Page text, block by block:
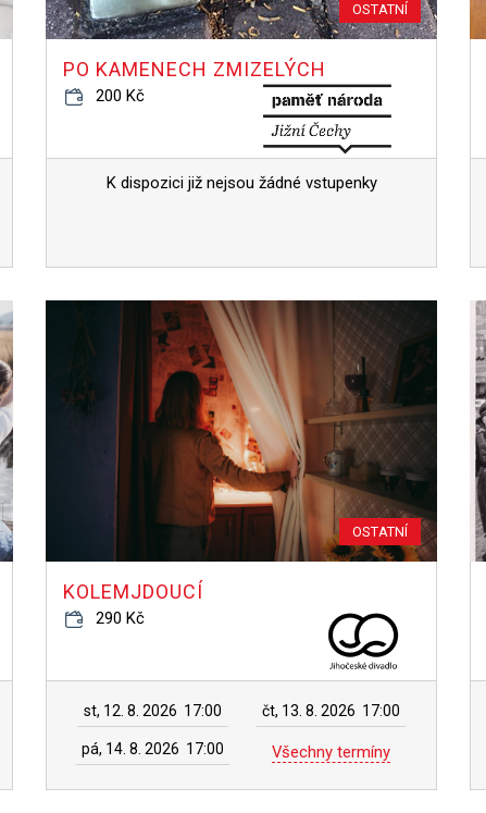
OSTATNÍ
PO KAMENECH ZMIZELÝCH
200 Kč
K dispozici již nejsou žádné vstupenky
OSTATNÍ
KOLEMJDOUCÍ
290 Kč
st, 12. 8. 2026 17:00 čt, 13. 8. 2026 17:00
pá, 14. 8. 2026 17:00 Všechny termíny